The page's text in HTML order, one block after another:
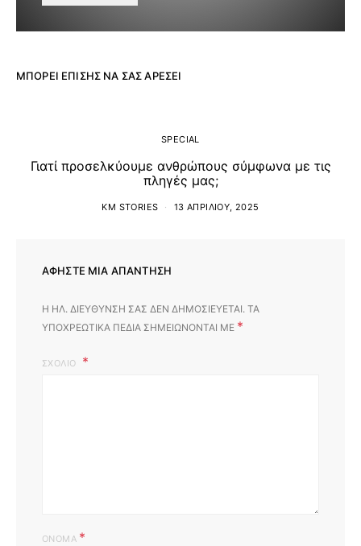
ΜΠΟΡΕΊ ΕΠΊΣΗΣ ΝΑ ΣΑΣ ΑΡΈΣΕΙ
SPECIAL
Γιατί προσελκύουμε ανθρώπους σύμφωνα με τις
πληγές μας;
KM STORIES 13 ΑΠΡΙΛΊΟΥ, 2025
ΑΦΉΣΤΕ ΜΙΑ ΑΠΆΝΤΗΣΗ
Η ΗΛ. ΔΙΕΎΘΥΝΣΗ ΣΑΣ ΔΕΝ ΔΗΜΟΣΙΕΎΕΤΑΙ. ΤΑ
ΥΠΟΧΡΕΩΤΙΚΆ ΠΕΔΊΑ ΣΗΜΕΙΏΝΟΝΤΑΙ ΜΕ *
ΣΧΌΛΙΟ
ΌΝΟΜΑ *